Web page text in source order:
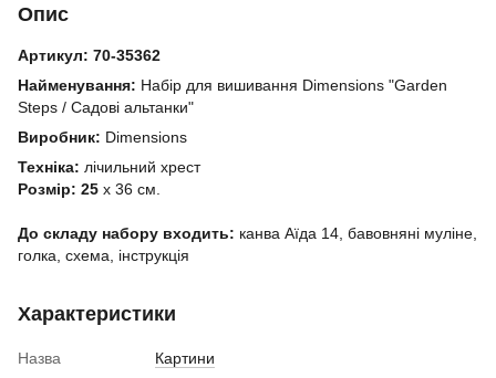
Опис
Артикул: 70-35362
Найменування: Набір для вишивання Dimensions "Garden
Steps / Садові альтанки"
Виробник: Dimensions
Техніка: лічильний хрест
Розмір: 25 х 36 см.
До складу набору входить: канва Аїда 14, бавовняні муліне,
голка, схема, інструкція
Характеристики
Назва
Картини